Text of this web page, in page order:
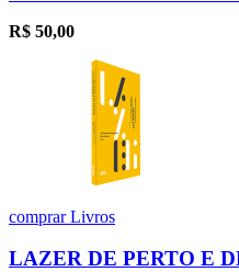
R$ 50,00
comprarLivros
LAZER DE PERTO E